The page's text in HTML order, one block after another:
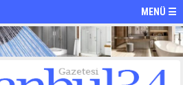
MENÜ ☰